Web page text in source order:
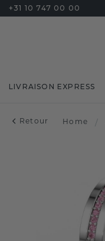
+31 10 747 00 00
LIVRAISON EXPRESS
Retour Home /